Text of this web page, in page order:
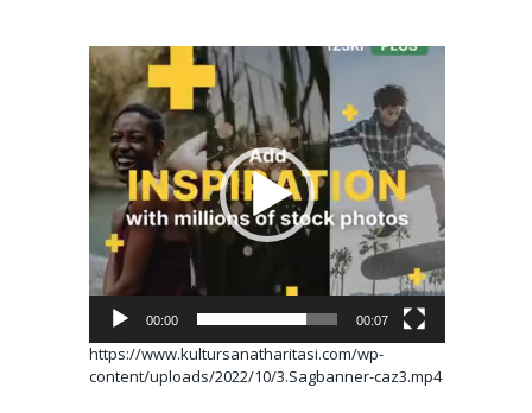
Video
oynatıcı
00:00 00:07
https://www.kultursanatharitasi.com/wp-
content/uploads/2022/10/3.Sagbanner-caz3.mp4